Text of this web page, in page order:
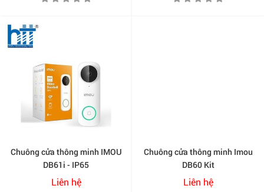
Chuông cửa thông minh IMOU
DB61i - IP65
Liên hệ
Chuông cửa thông minh Imou
DB60 Kit
Liên hệ